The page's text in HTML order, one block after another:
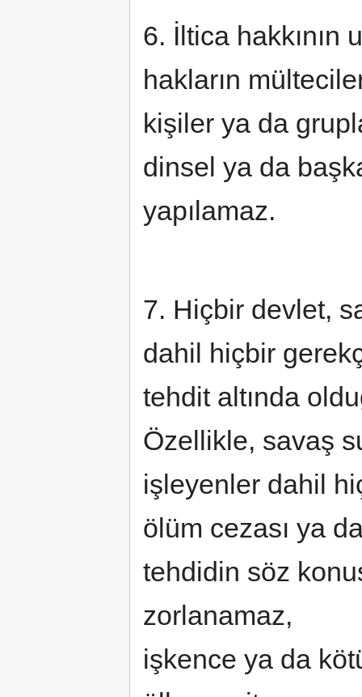
6. İltica hakkının
hakların
kişiler ya da
dinsel ya da
yapılamaz.
7. Hiçbir devlet,
dahil hiçbir
tehdit altında
Özellikle, savaş
işleyenler dahil
ölüm cezası ya
tehdidin söz
zorlanamaz,
işkence ya da